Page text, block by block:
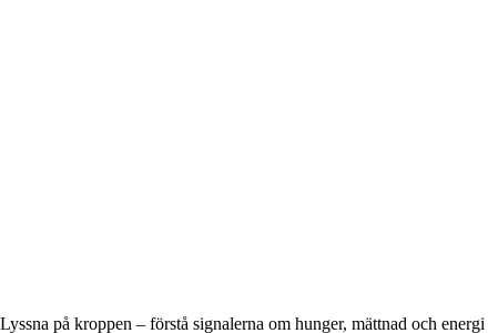
Lyssna på kroppen – förstå signalerna om hunger, mättnad och energi